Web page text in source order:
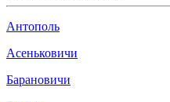
Антополь
Асеньковичи
Барановичи